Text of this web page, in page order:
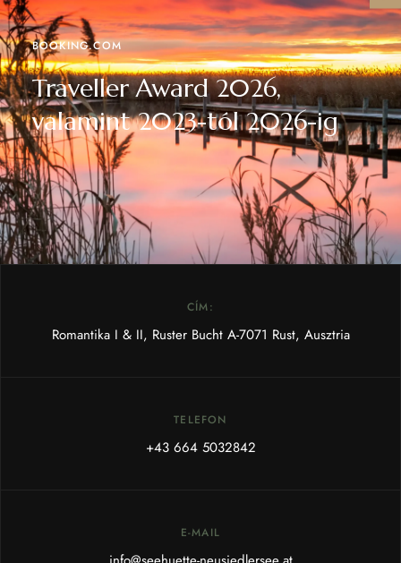
BOOKING.COM
Traveller Award 2026,
valamint 2023-tól 2026-ig
CÍM:
Romantika I & II, Ruster Bucht A-7071 Rust, Ausztria
TELEFON
+43 664 5032842
E-MAIL